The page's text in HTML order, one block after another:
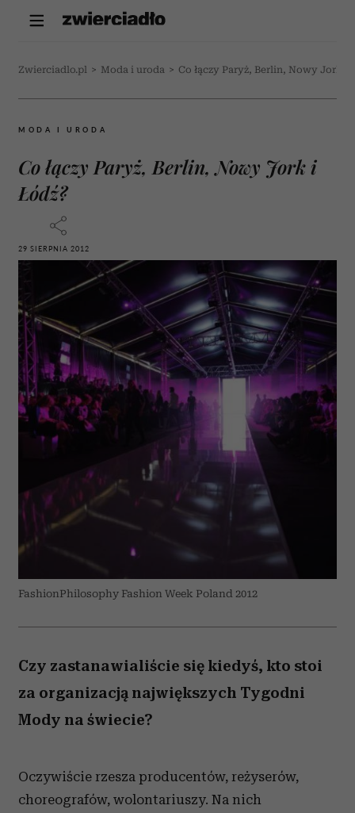
Zwierciadlo.pl > Moda i uroda > Co łączy Paryż, Berlin, Nowy Jork i
MODA I URODA
Co łączy Paryż, Berlin, Nowy Jork i
Łódź?
29 SIERPNIA 2012
FashionPhilosophy Fashion Week Poland 2012
Czy zastanawialiście się kiedyś, kto stoi
za organizacją największych Tygodni
Mody na świecie?
Oczywiście rzesza producentów, reżyserów,
choreografów, wolontariuszy. Na nich